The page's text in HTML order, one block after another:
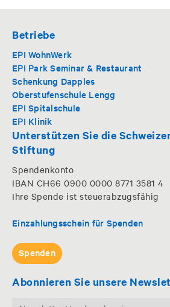
Betriebe
EPI WohnWerk
EPI Park Seminar & Restaurant
Schenkung Dapples
Oberstufenschule Lengg
EPI Spitalschule
EPI Klinik
Unterstützen Sie die
Stiftung
Spendenkonto
IBAN CH66 0900 0000 8771 3581 4
Ihre Spende ist steuerabzugsfähig
Einzahlungsschein für Spenden
Spenden
Abonnieren Sie unsere